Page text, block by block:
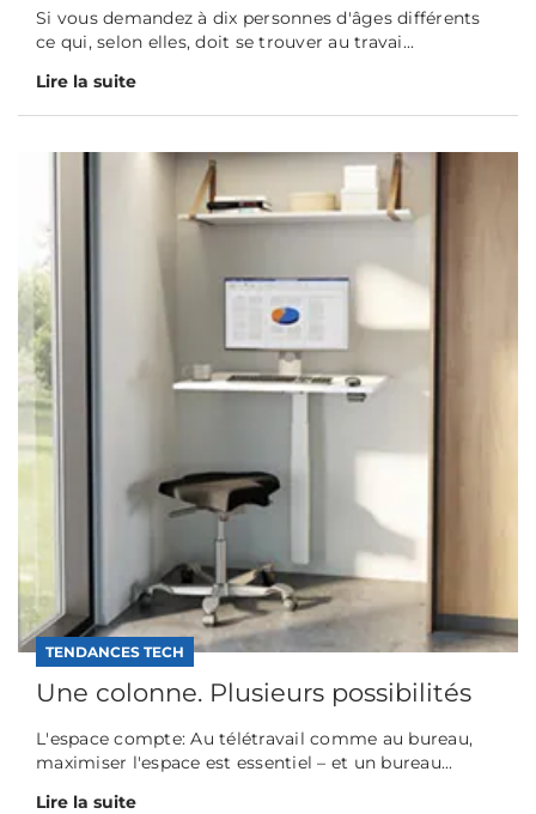
Si vous demandez à dix personnes d'âges différents
ce qui, selon elles, doit se trouver au travai...
Lire la suite
TENDANCES TECH
Une colonne. Plusieurs possibilités
L'espace compte: Au télétravail comme au bureau,
maximiser l'espace est essentiel – et un bureau...
Lire la suite